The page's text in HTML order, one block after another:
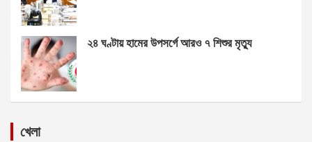
২৪ ঘণ্টায় হামের উপসর্গে আরও ৭ শিশুর মৃত্যু
খেলা